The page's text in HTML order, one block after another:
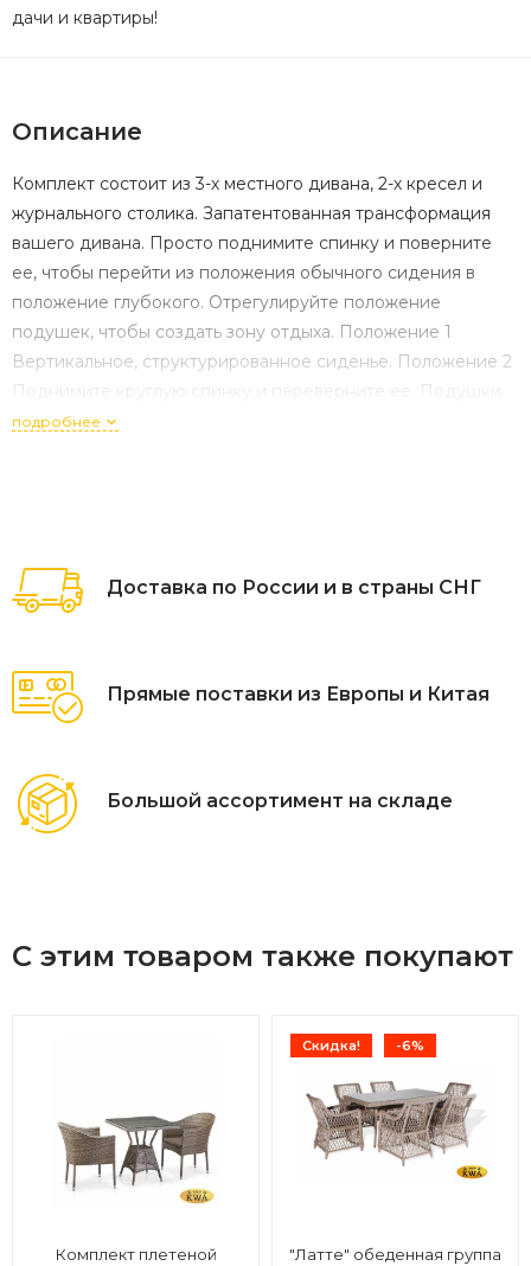
дачи и квартиры!
Описание
Комплект состоит из 3-х местного дивана, 2-х кресел и
журнального столика. Запатентованная трансформация
вашего дивана. Просто поднимите спинку и поверните
ее, чтобы перейти из положения обычного сидения в
положение глубокого. Отрегулируйте положение
подушек, чтобы создать зону отдыха. Положение 1
Вертикальное, структурированное сиденье. Положение 2
Поднимите круглую спинку и переверните ее. Подушки
смещаются вместе с ней, мгновенно создавая более
солнечных ванн, дремоты или неспешного
времяпрепровождения с детьми. Ткань подушек- олефин
подробнее
Доставка по России и в страны СНГ
Прямые поставки из Европы и Китая
Большой ассортимент на складе
С этим товаром также покупают
Комплект плетеной
Скидка! -6%
"Латте" обеденная группа